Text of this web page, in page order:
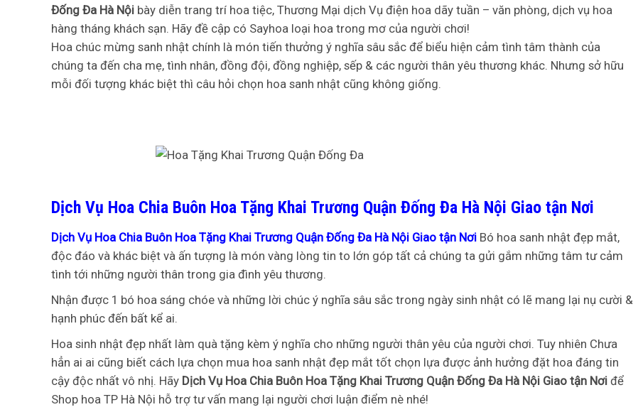
Đống Đa Hà Nội bày diễn trang trí hoa tiệc, Thương Mại dịch Vụ điện hoa dãy tuần – văn phòng, dịch vụ hoa
hàng tháng khách sạn. Hãy đề cập có Sayhoa loại hoa trong mơ của người chơi!
Hoa chúc mừng sanh nhật chính là món tiến thưởng ý nghĩa sâu sắc để biểu hiện cảm tình tâm thành của
chúng ta đến cha mẹ, tình nhân, đồng đội, đồng nghiệp, sếp & các người thân yêu thương khác. Nhưng sở hữu
mỗi đối tượng khác biệt thì câu hỏi chọn hoa sanh nhật cũng không giống.
Dịch Vụ Hoa Chia Buôn Hoa Tặng Khai Trương Quận Đống Đa Hà Nội Giao tận Nơi
Dịch Vụ Hoa Chia Buôn Hoa Tặng Khai Trương Quận Đống Đa Hà Nội Giao tận Nơi Bó hoa sanh nhật đẹp mắt,
độc đáo và khác biệt và ấn tượng là món vàng lòng tin to lớn góp tất cả chúng ta gửi gắm những tâm tư cảm
tình tới những người thân trong gia đình yêu thương.
Nhận được 1 bó hoa sáng chóe và những lời chúc ý nghĩa sâu sắc trong ngày sinh nhật có lẽ mang lại nụ cười &
hạnh phúc đến bất kể ai.
Hoa sinh nhật đẹp nhất làm quà tặng kèm ý nghĩa cho những người thân yêu của người chơi. Tuy nhiên Chưa
hẳn ai ai cũng biết cách lựa chọn mua hoa sanh nhật đẹp mắt tốt chọn lựa được ảnh hưởng đặt hoa đáng tin
cậy độc nhất vô nhị. Hãy Dịch Vụ Hoa Chia Buôn Hoa Tặng Khai Trương Quận Đống Đa Hà Nội Giao tận Nơi để
Shop hoa TP Hà Nội hỗ trợ tư vấn mang lại người chơi luận điểm nè nhé!